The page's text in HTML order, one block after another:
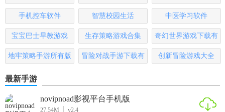
版
手机控车软件 智慧校园生活 中医学习软件
宝宝巴士早教游戏 生存策略游戏合集
奇幻世界游戏下载有
哪些
地牢策略手游所有版
冒险对战手游下载有
创新冒险游戏大全
最新手游
novipnoad影视平台手机版
27.54M
v2.4